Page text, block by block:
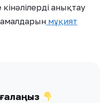
анықтау
амалдарын мұқият